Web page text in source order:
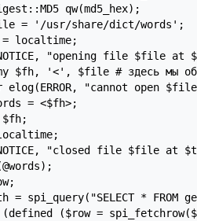
qw(md5_hex);
= '/usr/share/dict/words';
localtime;
"opening file $file at
$fh, '<', $file # здесь мы
elog(ERROR, "cannot open
= <$fh>;
"closed file $file at
= spi_query("SELECT * FROM
($row =